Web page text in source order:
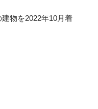
物を2022年10月着